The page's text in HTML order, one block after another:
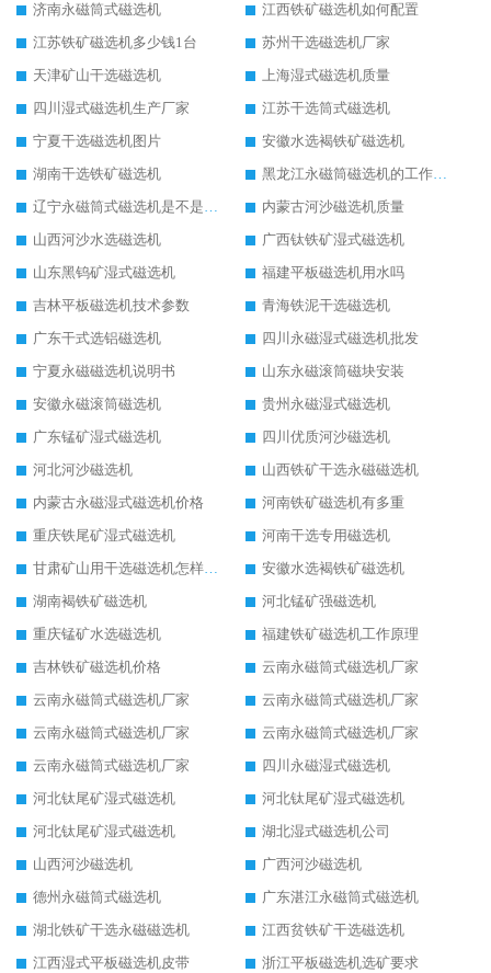
济南永磁筒式磁选机
江西铁矿磁选机如何配置
江苏铁矿磁选机多少钱1台
苏州干选磁选机厂家
天津矿山干选磁选机
上海湿式磁选机质量
四川湿式磁选机生产厂家
江苏干选筒式磁选机
宁夏干选磁选机图片
安徽水选褐铁矿磁选机
湖南干选铁矿磁选机
黑龙江永磁筒磁选机的工作原理
辽宁永磁筒式磁选机是不是强磁
内蒙古河沙磁选机质量
山西河沙水选磁选机
广西钛铁矿湿式磁选机
山东黑钨矿湿式磁选机
福建平板磁选机用水吗
吉林平板磁选机技术参数
青海铁泥干选磁选机
广东干式选铝磁选机
四川永磁湿式磁选机批发
宁夏永磁磁选机说明书
山东永磁滚筒磁块安装
安徽永磁滚筒磁选机
贵州永磁湿式磁选机
广东锰矿湿式磁选机
四川优质河沙磁选机
河北河沙磁选机
山西铁矿干选永磁磁选机
内蒙古永磁湿式磁选机价格
河南铁矿磁选机有多重
重庆铁尾矿湿式磁选机
河南干选专用磁选机
甘肃矿山用干选磁选机怎样调磁
安徽水选褐铁矿磁选机
湖南褐铁矿磁选机
河北锰矿强磁选机
重庆锰矿水选磁选机
福建铁矿磁选机工作原理
吉林铁矿磁选机价格
云南永磁筒式磁选机厂家
云南永磁筒式磁选机厂家
云南永磁筒式磁选机厂家
云南永磁筒式磁选机厂家
云南永磁筒式磁选机厂家
云南永磁筒式磁选机厂家
四川永磁湿式磁选机
河北钛尾矿湿式磁选机
河北钛尾矿湿式磁选机
河北钛尾矿湿式磁选机
湖北湿式磁选机公司
山西河沙磁选机
广西河沙磁选机
德州永磁筒式磁选机
广东湛江永磁筒式磁选机
湖北铁矿干选永磁磁选机
江西贫铁矿干选磁选机
江西湿式平板磁选机皮带
浙江平板磁选机选矿要求